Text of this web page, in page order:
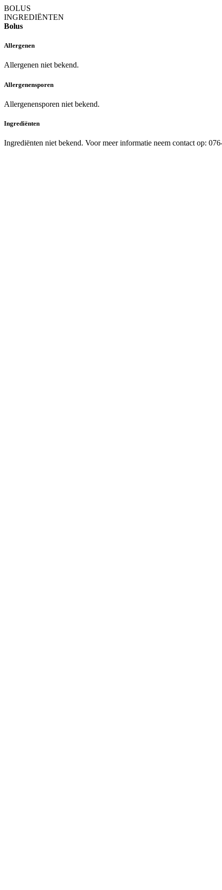
BOLUS
INGREDIËNTEN
Bolus
Allergenen
Allergenen niet bekend.
Allergenensporen
Allergenensporen niet bekend.
Ingrediënten
Ingrediënten niet bekend. Voor meer informatie neem contact op: